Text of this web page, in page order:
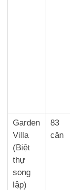
Garden
Villa
(Biệt
thự
song
lập)
83
căn